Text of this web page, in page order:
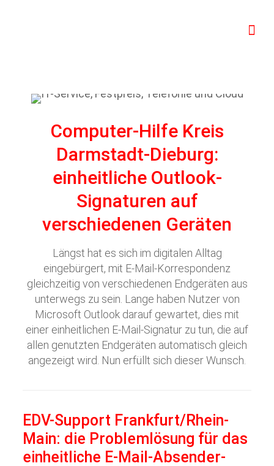
Computer-Hilfe Kreis
Darmstadt-Dieburg:
einheitliche Outlook-
Signaturen auf
verschiedenen Geräten
Längst hat es sich im digitalen Alltag
eingebürgert, mit E-Mail-Korrespondenz
gleichzeitig von verschiedenen Endgeräten aus
unterwegs zu sein. Lange haben Nutzer von
Microsoft Outlook darauf gewartet, dies mit
einer einheitlichen E-Mail-Signatur zu tun, die auf
allen genutzten Endgeräten automatisch gleich
angezeigt wird. Nun erfüllt sich dieser Wunsch.
EDV-Support Frankfurt/Rhein-
Main: die Problemlösung für das
einheitliche E-Mail-Absender-